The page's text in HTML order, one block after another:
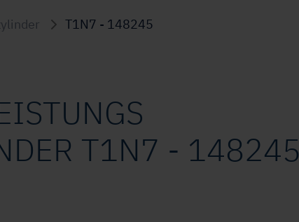
T1N7 - 148245
T1N7 - 148245